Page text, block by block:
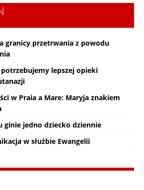
granicy przetrwania z powodu
lepszej opieki
w Praia a Mare: Maryja znakiem
ginie jedno dziecko dziennie
w służbie Ewangelii